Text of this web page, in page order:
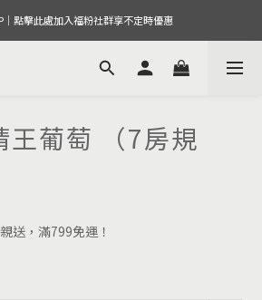
｜點擊此處加入福粉社群享不定時優惠
王葡萄 （7房規
送，滿799免運！